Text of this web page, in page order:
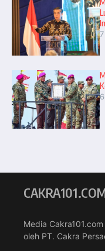
Media
oleh PT. Cakra